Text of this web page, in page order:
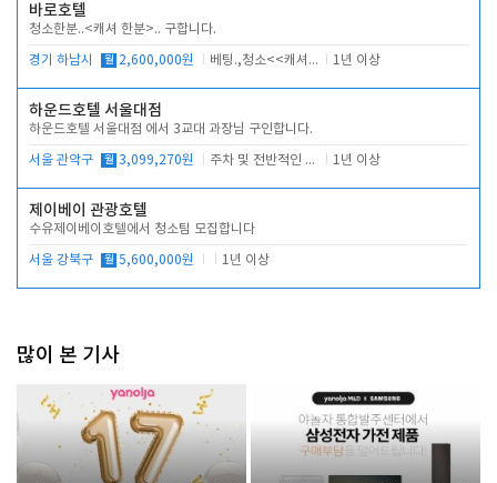
바로호텔
청소한분..<캐셔 한분>.. 구합니다.
경기 하남시 월 2,600,000원 베팅.,청소<<캐셔 모셔봅니다. 1년 이상
하운드호텔 서울대점
하운드호텔 서울대점 에서 3교대 과장님 구인합니다.
서울 관악구 월 3,099,270원 주차 및 전반적인 당번업무 1년 이상
제이베이 관광호텔
수유제이베이호텔에서 청소팀 모집합니다
서울 강북구 월 5,600,000원 1년 이상
많이 본 기사